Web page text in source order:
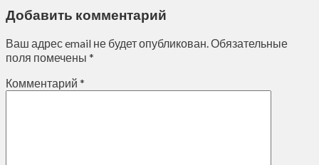
Добавить комментарий
Ваш адрес email не будет опубликован.Обязательные
поля помечены *
Комментарий *